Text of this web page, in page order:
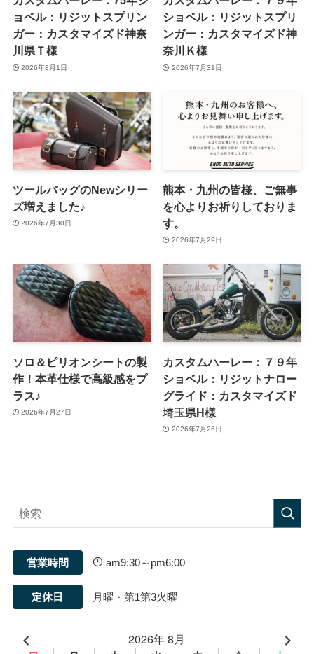
ョベル：リジットスプリン
ガー：カスタマイズド神奈
川県Ｔ様
2026年8月1日
ショベル：リジットスプリ
ンガー：カスタマイズド神
奈川Ｋ様
2026年7月31日
ツールバッグのNewシリー
ズ増えました♪
2026年7月30日
熊本・九州の皆様、ご無事
を心よりお祈りしておりま
す。
2026年7月29日
ソロ＆ピリオンシートの製
作！本革仕様で高級感をプ
ラス♪
2026年7月27日
カスタムハーレー：７９年
ショベル：リジットナロー
グライド：カスタマイズド
埼玉県H様
2026年7月26日
営業時間 am9:30～pm6:00
定休日 月曜・第1第3火曜
2026年 8月